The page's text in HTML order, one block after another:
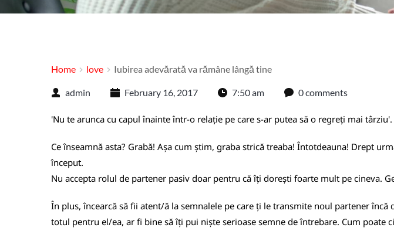
Home love Iubirea adevărată va rămâne lângă tine
admin February 16, 2017 7:50 am 0 comments
'Nu te arunca cu capul înainte într-o relație pe care s-ar putea să o regreți mai
Ce înseamnă asta? Grabă! Așa cum știm, graba strică treaba! Întotdeauna! Drept
început.
Nu accepta rolul de partener pasiv doar pentru că îți dorești foarte mult pe cineva.
În plus, încearcă să fii atent/ă la semnalele pe care ți le transmite noul partener
totul pentru el/ea, ar fi bine să îți pui niște serioase semne de întrebare. Cum poate